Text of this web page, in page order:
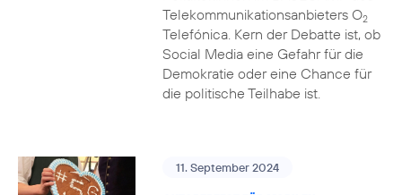
Telekommunikationsanbieters O2
Telefónica. Kern der Debatte ist, ob
Social Media eine Gefahr für die
Demokratie oder eine Chance für
die politische Teilhabe ist.
11. September 2024